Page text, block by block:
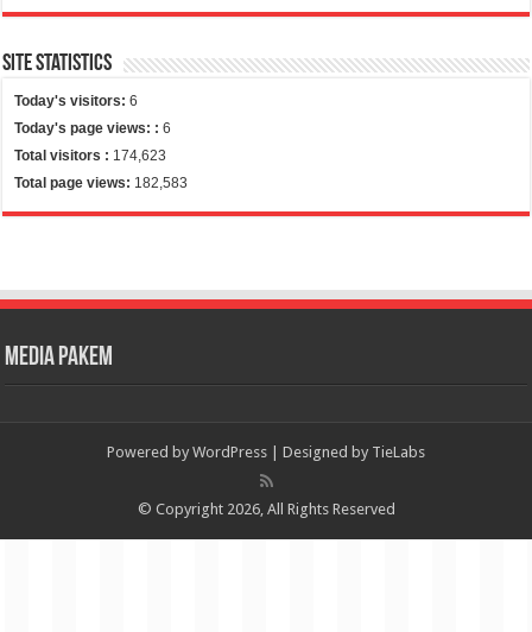
Site Statistics
Today's visitors:6
Today's page views: :6
Total visitors : 174,623
Total page views: 182,583
Media Pakem
Powered by WordPress | Designed by TieLabs
© Copyright 2026, All Rights Reserved